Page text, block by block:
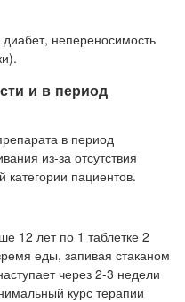
непереносимость
и в период
в период
из-за отсутствия
категории пациентов.
12 лет по 1 таблетке 2
еды, запивая стаканом
через 2-3 недели
курс терапии